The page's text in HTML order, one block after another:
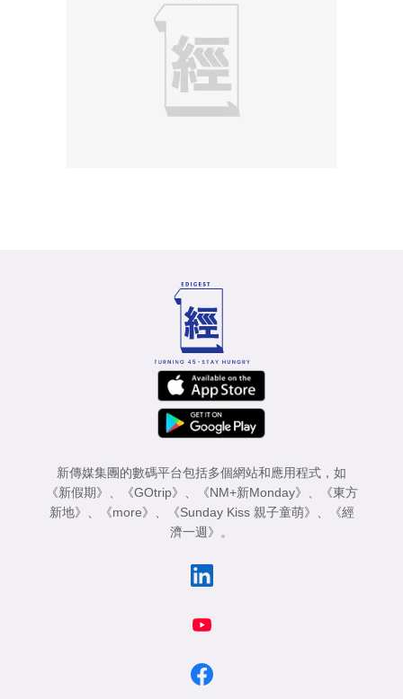
新傳媒集團的數碼平台包括多個網站和應用程式，如
《新假期》
《GOtrip》 《NM+新Monday》
《東方
新地》
《more》 《Sunday Kiss 親子童萌》
《經
濟一週》
。